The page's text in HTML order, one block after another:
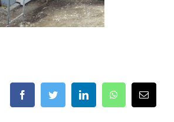
FacebookTwitter LinkedIn WhatsApp
E-
Mail